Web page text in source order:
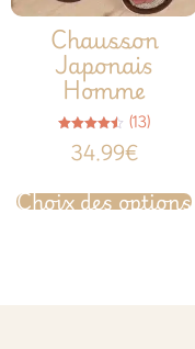
Chausson
Japonais
Homme
4.46
sur 5
(13)
34.99€
Choix des options